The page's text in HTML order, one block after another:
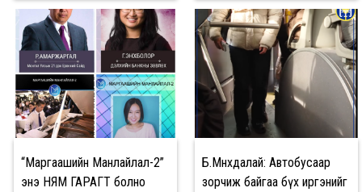
“Маргаашийн Манлайлал-2”
энэ НЯМ ГАРАГТ болно
Б.Мөнхдалай: Автобусаар
зорчиж байгаа бүх иргэнийг